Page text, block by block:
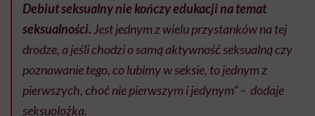
Debiut seksualny nie kończy edukacji na temat
seksualności. Jest jednym z wielu przystanków na tej
drodze, a jeśli chodzi o samą aktywność seksualną czy
poznawanie tego, co lubimy w seksie, to jednym z
pierwszych, choć nie pierwszym i jedynym” – dodaje
seksuolożka.